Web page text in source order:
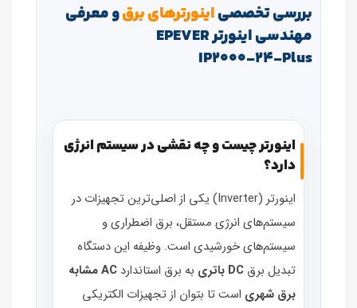
بررسی تخصصیاینورترهای برقو معرفی
مهندسی اینورتر EPEVER
IP2000‑24‑Plus
اینورتر چیست و چه نقشی در سیستم انرژی
دارد؟
اینورتر (Inverter) یکی از اصلی‌ترین تجهیزات در
سیستم‌های انرژی مستقل، برق اضطراری و
سیستم‌های خورشیدی است. وظیفه این دستگاه
تبدیل برق DC باتری به برق استاندارد
AC مشابه
برق شهری است تا بتوان از تجهیزات الکتریکی